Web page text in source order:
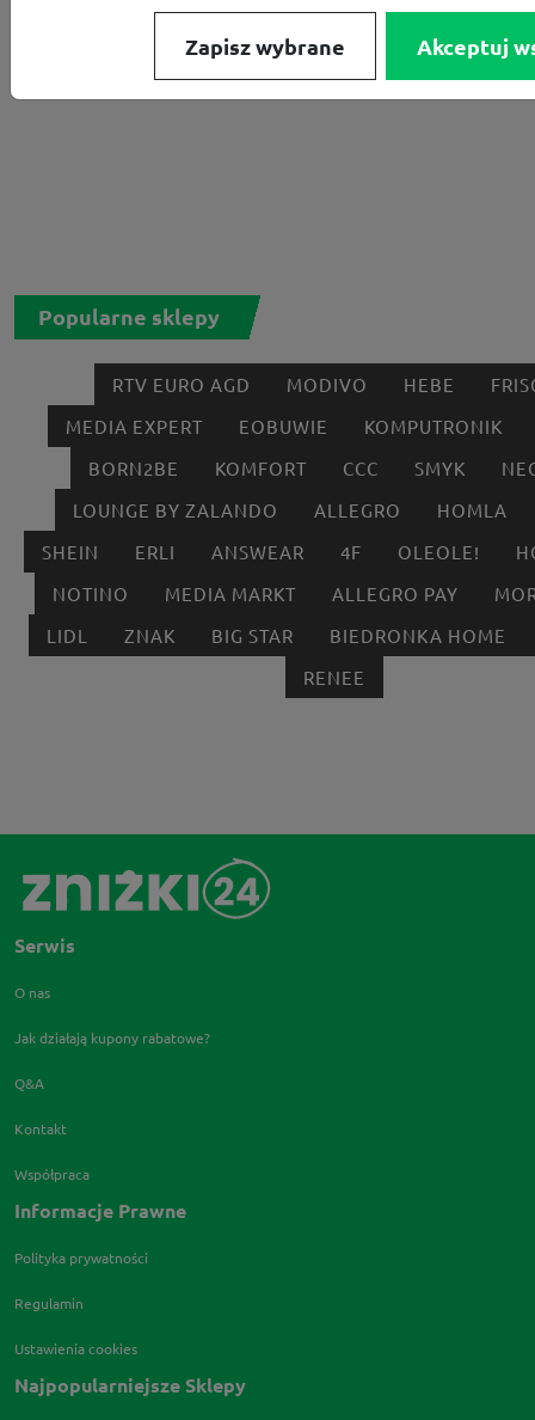
Popularne sklepy
RTV EURO AGD MODIVO HEBE
MEDIA EXPERT
EOBUWIE
KOMPUTRONIK
BORN2BE
KOMFORT CCC SMYK
LOUNGE BY ZALANDO
ALLEGRO
HOMLA
SHEIN
ERLI ANSWEAR 4F OLEOLE!
NOTINO
MEDIA MARKT ALLEGRO PAY
LIDL
ZNAK BIG STAR
BIEDRONKA HOME
RENEE
Serwis
O nas
Jak działają kupony rabatowe?
Q&A
Kontakt
Współpraca
Informacje Prawne
Polityka prywatności
Regulamin
Ustawienia cookies
Najpopularniejsze Sklepy
Zapisz wybrane Akceptuj